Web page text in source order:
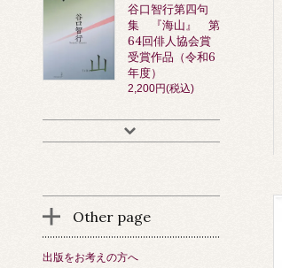
谷口智行第四句
集 『海山』 第
64回俳人協会賞
受賞作品（令和6
年度）
2,200円(税込)
Other page
出版をお考えの方へ